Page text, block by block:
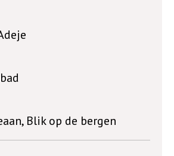
Blik op de bergen